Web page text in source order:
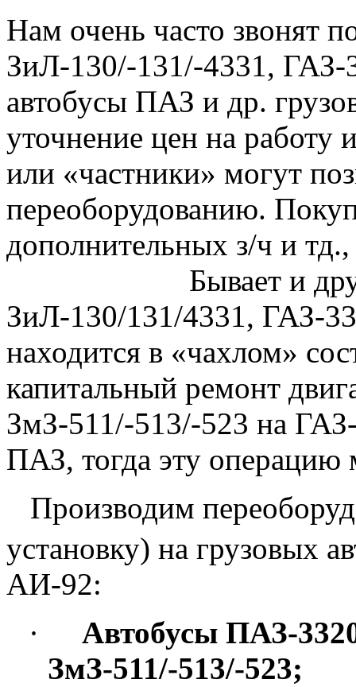
Нам очень часто звонят
ЗиЛ-130/-131/-4331,
автобусы ПАЗ и др.
уточнение цен на работу
или «частники» могут
переоборудованию.
дополнительных з/ч и
Бывает и другой,
ЗиЛ-130/131/4331, ГАЗ-
находится в «чахлом»
капитальный ремонт
ЗмЗ-511/-513/-523 на
ПАЗ, тогда эту операцию
Производим
установку) на грузовых
АИ-92:
·
Автобусы ПАЗ-
ЗмЗ-511/-513/-523;